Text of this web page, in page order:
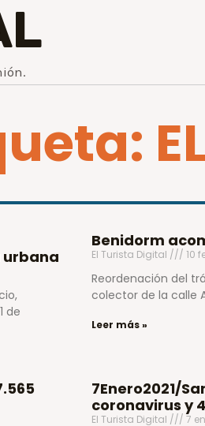
urbana
de
Benidorm
El Turista Digital 10
Reordenación del
colector de la calle
Leer más »
7Enero2021/
coronavirus y
El Turista Digital 7